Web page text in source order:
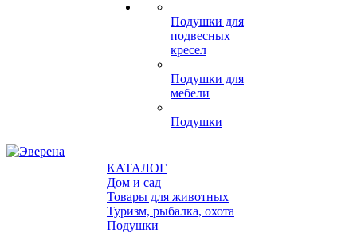
Подушки для
подвесных
кресел
Подушки для
мебели
Подушки
КАТАЛОГ
Дом и сад
Товары для животных
Туризм, рыбалка, охота
Подушки